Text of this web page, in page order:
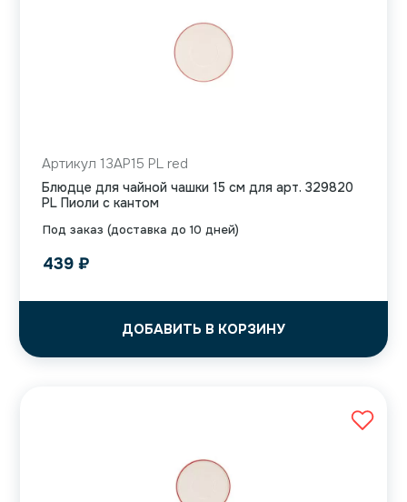
Под заказ (доставка до 10 дней)
Артикул 13AP15 PL red
Блюдце для чайной чашки 15 см для арт. 329820
PL Пиоли с кантом
439 ₽
ДОБАВИТЬ В КОРЗИНУ